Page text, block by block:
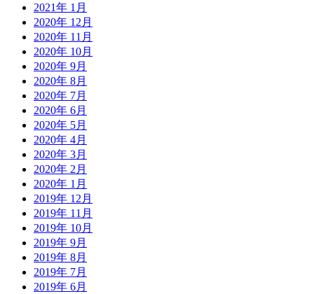
2021年 1月
2020年 12月
2020年 11月
2020年 10月
2020年 9月
2020年 8月
2020年 7月
2020年 6月
2020年 5月
2020年 4月
2020年 3月
2020年 2月
2020年 1月
2019年 12月
2019年 11月
2019年 10月
2019年 9月
2019年 8月
2019年 7月
2019年 6月